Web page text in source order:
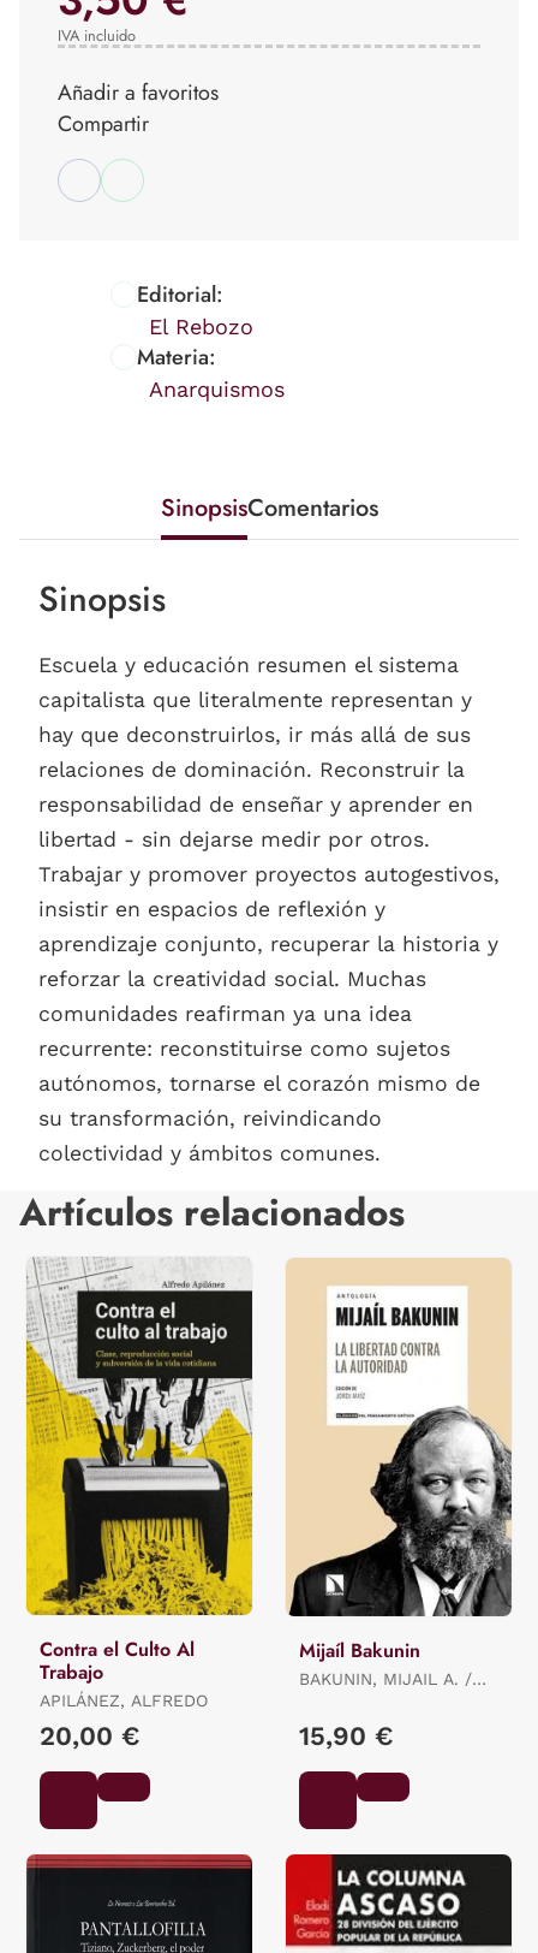
Editorial:
El Rebozo
Materia:
Anarquismos
IVA incluido
Añadir a favoritos
Compartir
SinopsisComentarios
Sinopsis
Escuela y educación resumen el sistema
capitalista que literalmente representan y
hay que deconstruirlos, ir más allá de sus
relaciones de dominación. Reconstruir la
responsabilidad de enseñar y aprender en
libertad - sin dejarse medir por otros.
Trabajar y promover proyectos autogestivos,
insistir en espacios de reflexión y
aprendizaje conjunto, recuperar la historia y
reforzar la creatividad social. Muchas
comunidades reafirman ya una idea
recurrente: reconstituirse como sujetos
autónomos, tornarse el corazón mismo de
su transformación, reivindicando
colectividad y ámbitos comunes.
Artículos relacionados
Contra el Culto Al
Trabajo
APILÁNEZ, ALFREDO
20,00 €
Mijaíl Bakunin
BAKUNIN, MIJAIL A. /
15,90 €